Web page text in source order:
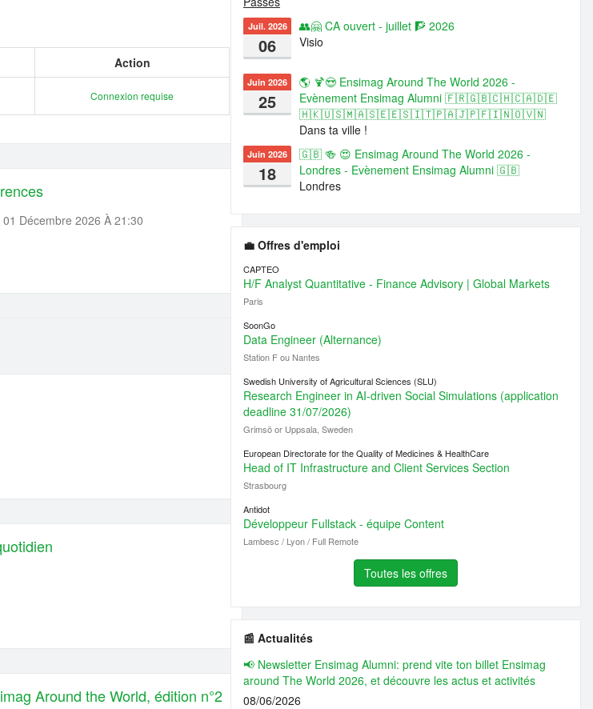
Action
Connexion requise
Décembre 2026 À 21:30
Around the World, édition n°2
Juil. 2026
06
👥🤗 CA ouvert - juillet 🧗 2026
Visio
Juin 2026
25
🌎 🍹😍 Ensimag Around The World 2026 -
Evènement Ensimag Alumni 🇫🇷🇬🇧🇨🇭🇨🇦🇩🇪
🇭🇰🇺🇸🇲🇦🇸🇪🇪🇸🇮🇹🇵🇦🇯🇵🇫🇮🇳🇴🇻🇳
Dans ta ville !
Juin 2026
18
🇬🇧 🍻 😍 Ensimag Around The World 2026 -
Londres - Evènement Ensimag Alumni 🇬🇧
Londres
💼 Offres d'emploi
CAPTEO
H/F Analyst Quantitative - Finance Advisory | Global Markets
Paris
SoonGo
Data Engineer (Alternance)
Station F ou Nantes
Swedish University of Agricultural Sciences (SLU)
Research Engineer in AI-driven Social Simulations (application
deadline 31/07/2026)
Grimsö or Uppsala, Sweden
European Directorate for the Quality of Medicines & HealthCare
Head of IT Infrastructure and Client Services Section
Strasbourg
Antidot
Développeur Fullstack - équipe Content
Lambesc / Lyon / Full Remote
Toutes les offres
📰 Actualités
📢 Newsletter Ensimag Alumni: prend vite ton billet Ensimag
around The World 2026, et découvre les actus et activités
08/06/2026